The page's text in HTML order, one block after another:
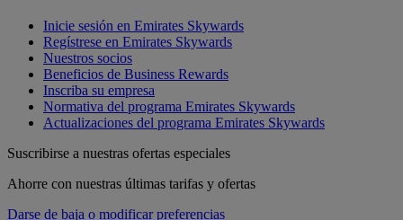
Inicie sesión en Emirates Skywards
Regístrese en Emirates Skywards
Nuestros socios
Beneficios de Business Rewards
Inscriba su empresa
Normativa del programa Emirates Skywards
Actualizaciones del programa Emirates Skywards
Suscribirse a nuestras ofertas especiales
Ahorre con nuestras últimas tarifas y ofertas
Darse de baja o modificar preferencias